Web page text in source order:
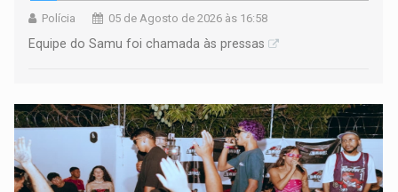
Polícia 05 de Agosto de 2026 às 16:58
Equipe do Samu foi chamada às pressas